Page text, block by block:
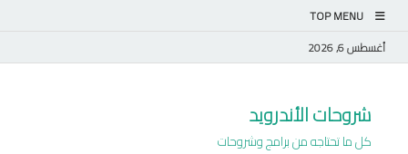
TOP MENU
أغسطس 6, 2026
شروحات الأندرويد
كل ما تحتاجه من برامج وشروحات